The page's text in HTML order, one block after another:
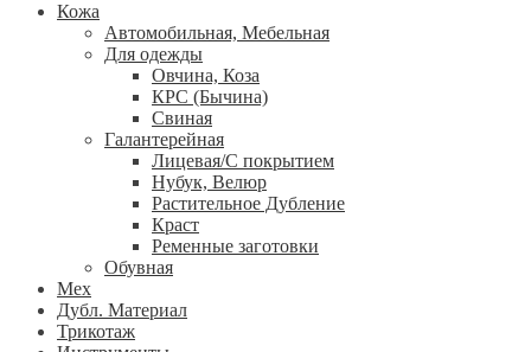
Кожа
Автомобильная, Мебельная
Для одежды
Овчина, Коза
КРС (Бычина)
Свиная
Галантерейная
Лицевая/С покрытием
Нубук, Велюр
Растительное Дубление
Краст
Ременные заготовки
Обувная
Мех
Дубл. Материал
Трикотаж